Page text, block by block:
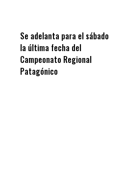
Se adelanta para el sábado
la última fecha del
Campeonato Regional
Patagónico